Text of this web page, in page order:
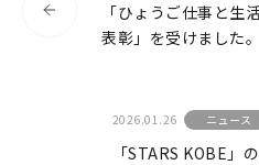
マノスターとは？
「ひょうご仕事と生
表彰」を受けました。
2026.01.26 ニュース
「STARS KOBE」